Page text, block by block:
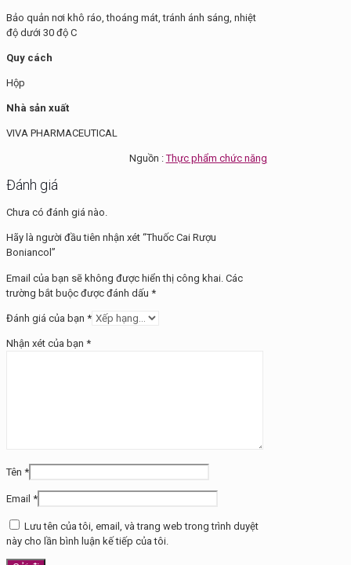
Bảo quản nơi khô ráo, thoáng mát, tránh ánh sáng, nhiệt
độ dưới 30 độ C
Quy cách
Hộp
Nhà sản xuất
VIVA PHARMACEUTICAL
Nguồn :Thực phẩm chức năng
Đánh giá
Chưa có đánh giá nào.
Hãy là người đầu tiên nhận xét “Thuốc Cai Rượu
Boniancol”
Email của bạn sẽ không được hiển thị công khai. Các
trường bắt buộc được đánh dấu *
Đánh giá của bạn *
Nhận xét của bạn *
Tên *
Email *
Lưu tên của tôi, email, và trang web trong trình duyệt
này cho lần bình luận kế tiếp của tôi.